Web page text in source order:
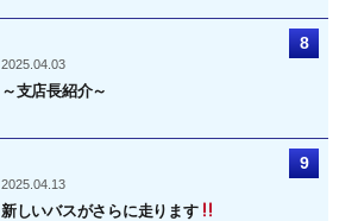
2025.04.03
～支店長紹介～
2025.04.13
新しいバスがさらに走ります